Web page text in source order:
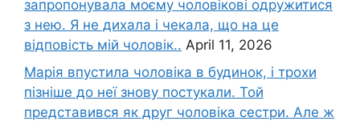
запропонувала моєму чоловікові одружитися
з нею. Я не дихала і чекала, що на це
відповість мій чоловік.. April 11, 2026
Марія впустила чоловіка в будинок, і трохи
пізніше до неї знову постукали. Той
представився як друг чоловіка сестри. Але ж